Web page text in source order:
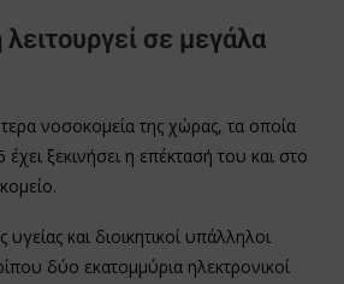
σε μεγάλα
νοσοκομεία της χώρας, τα οποία
ξεκινήσει η επέκτασή του και στο
και διοικητικοί υπάλληλοι
δύο εκατομμύρια ηλεκτρονικοί